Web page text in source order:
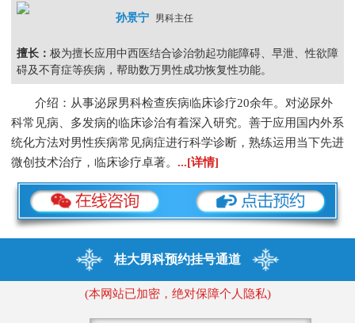
孙景宁 男科主任
擅长： 极为擅长应用中西医结合诊治勃起功能障碍、早泄、性欲障
碍及不育症等疾病，帮助数万男性成功恢复性功能。
介绍：从事泌尿男科检查疾病临床诊疗20余年。对泌尿外
科常见病、多发病的临床诊治有着深入研究。善于应用国内外系
统化方法对男性疾病常见病症进行科学诊断，熟练运用当下先进
微创技术治疗，临床诊疗卓著。 ...[详情]
桂大男科预约挂号通道
(本网站已加密，绝对保障个人隐私)